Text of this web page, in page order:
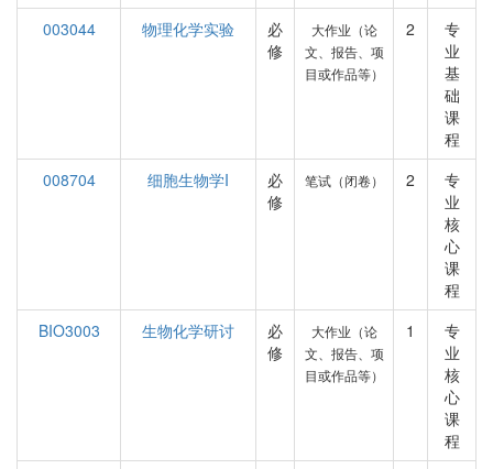
003044
物理化学实验
必
修
大作业（论
文、报告、项
目或作品等）
2
专
业
基
础
课
程
008704
细胞生物学I
必
修
笔试（闭卷） 2
专
业
核
心
课
程
BIO3003
生物化学研讨
必
修
大作业（论
文、报告、项
目或作品等）
1
专
业
核
心
课
程